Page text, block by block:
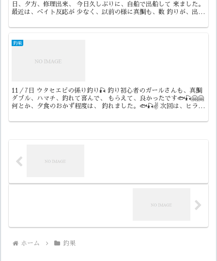
日、夕方、修理出来、 今日久しぶりに、自船で出船して 来ました。
最近は、ベイト反応が 少なく、以前の様に真鯛も、数 釣りが、出来
釣果
11／7日 ウタセエビの係り釣り🎣 釣り初心者のガールさんも、真鯛
ダブル、ハマチ、釣れて喜んで、 もらえて、良かったです🐟🎣🤗🤗
何とか、夕食のおかず程度は、 釣れました。🐟🎣✌️ 次回は、ヒラメ
ホーム 釣果